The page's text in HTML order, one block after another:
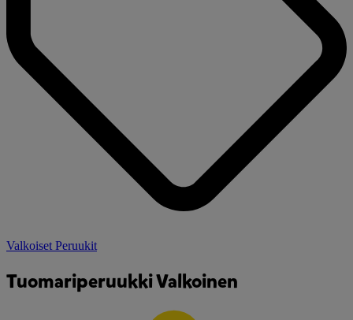
Valkoiset Peruukit
Tuomariperuukki Valkoinen